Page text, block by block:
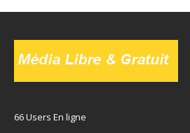
66 Users En ligne